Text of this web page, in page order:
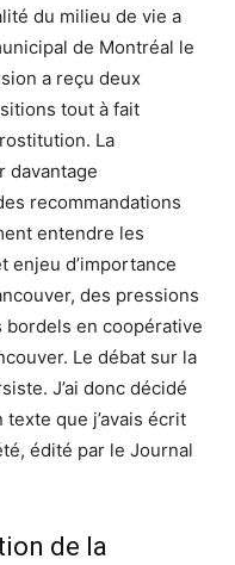
du milieu de vie a
de Montréal le
a reçu deux
tout à fait
La
davantage
recommandations
entendre les
enjeu d’importance
des pressions
en coopérative
Le débat sur la
J’ai donc décidé
que j’avais écrit
édité par le Journal
de la